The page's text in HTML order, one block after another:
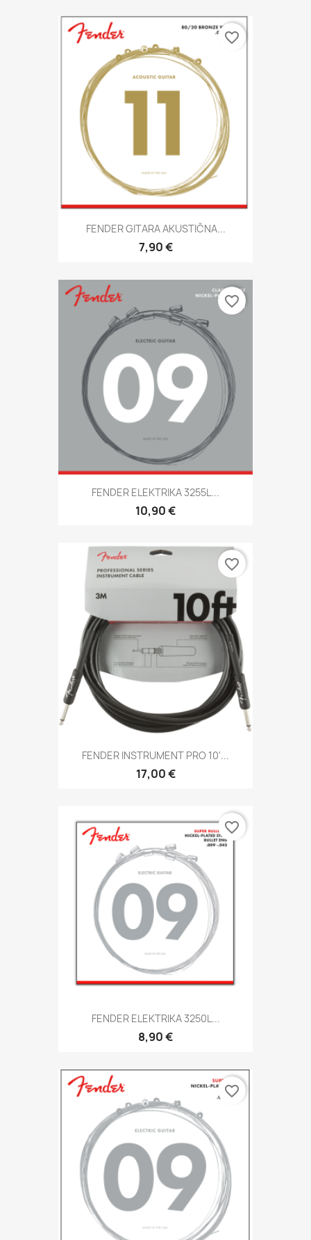
FENDER GITARA AKUSTIČNA...
7,90 €
favorite_border
FENDER ELEKTRIKA 3255L...
10,90 €
favorite_border
FENDER INSTRUMENT PRO 10'...
17,00 €
favorite_border
FENDER ELEKTRIKA 3250L...
8,90 €
favorite_border
favorite_border